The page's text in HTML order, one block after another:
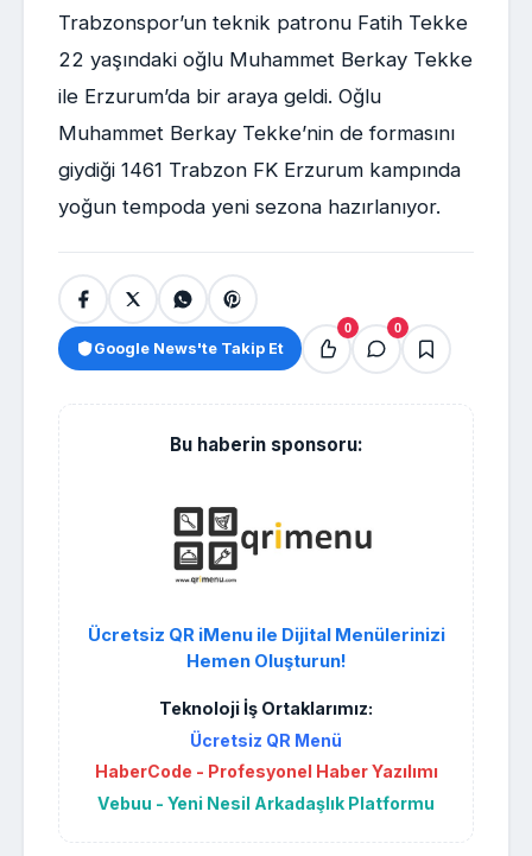
Trabzonspor’un teknik patronu Fatih Tekke
22 yaşındaki oğlu Muhammet Berkay Tekke
ile Erzurum’da bir araya geldi. Oğlu
Muhammet Berkay Tekke’nin de formasını
giydiği 1461 Trabzon FK Erzurum kampında
yoğun tempoda yeni sezona hazırlanıyor.
Google News'te Takip Et
0 0
Bu haberin sponsoru:
Ücretsiz QR iMenu ile Dijital Menülerinizi
Hemen Oluşturun!
Teknoloji İş Ortaklarımız:
Ücretsiz QR Menü
HaberCode - Profesyonel Haber Yazılımı
Vebuu - Yeni Nesil Arkadaşlık Platformu